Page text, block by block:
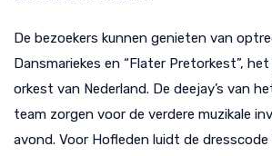
De bezoekers kunnen genieten van
Dansmariekes en “Flater Pretorkest”,
orkest van Nederland. De deejay’s van
team zorgen voor de verdere muzikale
avond. Voor Hofleden luidt de dresscode